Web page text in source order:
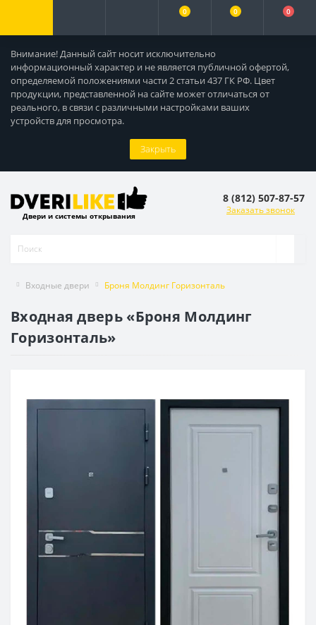
Внимание! Данный сайт носит исключительно
информационный характер и не является публичной офертой,
определяемой положениями части 2 статьи 437 ГК РФ. Цвет
продукции, представленной на сайте может отличаться от
реального, в связи с различными настройками ваших
устройств для просмотра.
Закрыть
0 0 0
Двери и системы открывания
8 (812) 507-87-57
Заказать звонок
Входные двери Броня Молдинг Горизонталь
Входная дверь «Броня Молдинг
Горизонталь»